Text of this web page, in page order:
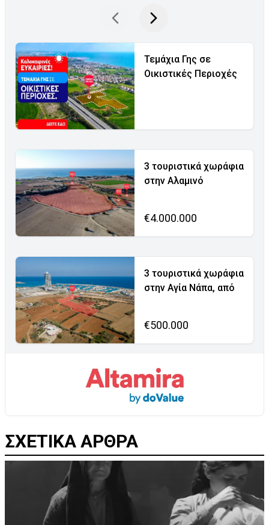
Τεμάχια Γης σε
Οικιστικές Περιοχές
3 τουριστικά χωράφια
στην Αλαμινό
€4.000.000
3 τουριστικά χωράφια
στην Αγία Νάπα, από
€500.000
ΣΧΕΤΙΚΑ ΑΡΘΡΑ